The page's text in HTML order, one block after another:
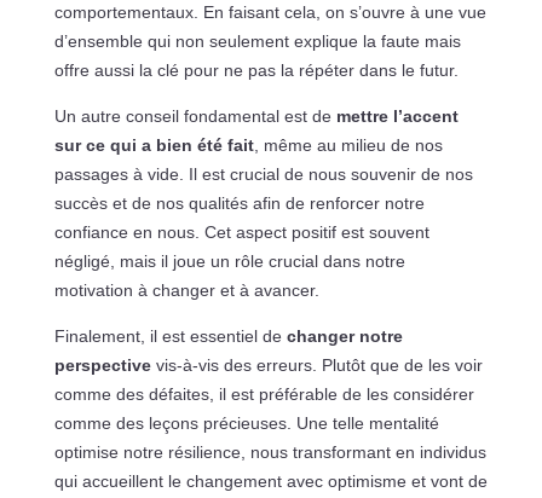
comportementaux. En faisant cela, on s’ouvre à une vue
d’ensemble qui non seulement explique la faute mais
offre aussi la clé pour ne pas la répéter dans le futur.
Un autre conseil fondamental est de mettre l’accent
sur ce qui a bien été fait, même au milieu de nos
passages à vide. Il est crucial de nous souvenir de nos
succès et de nos qualités afin de renforcer notre
confiance en nous. Cet aspect positif est souvent
négligé, mais il joue un rôle crucial dans notre
motivation à changer et à avancer.
Finalement, il est essentiel de changer notre
perspectivevis-à-vis des erreurs. Plutôt que de les voir
comme des défaites, il est préférable de les considérer
comme des leçons précieuses. Une telle mentalité
optimise notre résilience, nous transformant en individus
qui accueillent le changement avec optimisme et vont de